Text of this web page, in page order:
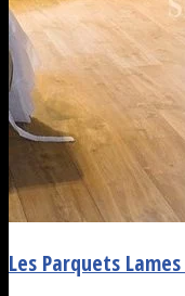
Les Parquets Lames